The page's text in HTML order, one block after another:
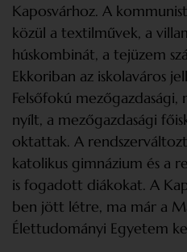
Kaposvárhoz. A
közül a textilművek, a
húskombinát, a tejüzem
Ekkoriban az iskolaváros
Felsőfokú
nyílt, a mezőgazdasági
oktattak. A
katolikus gimnázium és a
is fogadott diákokat. A
ben jött létre, ma már a
Élettudományi Egyetem